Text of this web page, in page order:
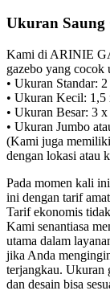
Ukuran Saung
Kami di ARINIE
gazebo yang cocok
• Ukuran Standar:
• Ukuran Kecil: 1,5
• Ukuran Besar: 3
• Ukuran Jumbo
(Kami juga
dengan lokasi atau
Pada momen kali
ini dengan tarif
Tarif ekonomis
Kami senantiasa
utama dalam
jika Anda
terjangkau. Ukuran
dan desain bisa